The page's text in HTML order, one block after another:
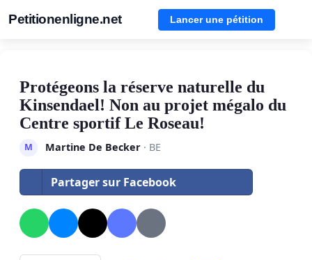
Petitionenligne.net Lancer une pétition
Protégeons la réserve naturelle du
Kinsendael! Non au projet mégalo du
Centre sportif Le Roseau!
M Martine De Becker· BE
Partager sur Facebook